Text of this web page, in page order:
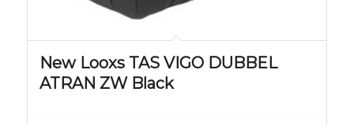
New Looxs TAS VIGO DUBBEL
ATRAN ZW Black